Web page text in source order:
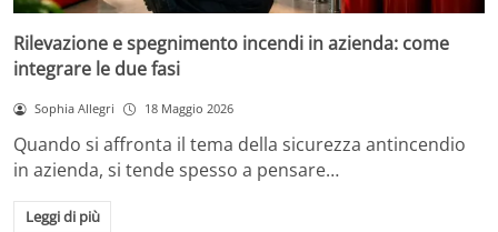
Rilevazione e spegnimento incendi in azienda: come
integrare le due fasi
Sophia Allegri 18 Maggio 2026
Quando si affronta il tema della sicurezza antincendio
in azienda, si tende spesso a pensare…
Leggi di più